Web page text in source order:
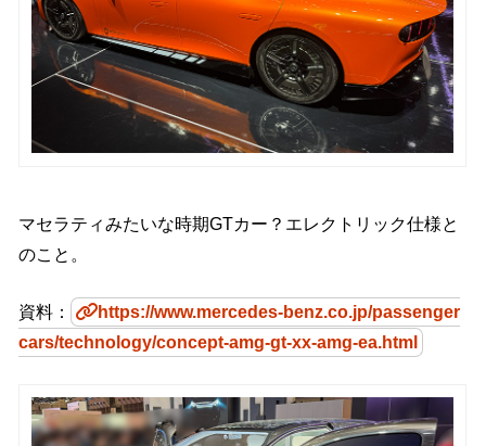
マセラティみたいな時期GTカー？エレクトリック仕様と
のこと。
資料：
https://www.mercedes-benz.co.jp/passenger
cars/technology/concept-amg-gt-xx-amg-ea.html